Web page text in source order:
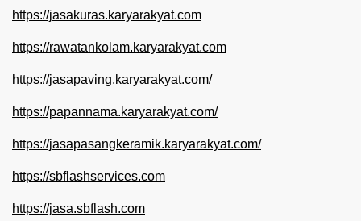
https://jasakuras.karyarakyat.com
https://rawatankolam.karyarakyat.com
https://jasapaving.karyarakyat.com/
https://papannama.karyarakyat.com/
https://jasapasangkeramik.karyarakyat.com/
https://sbflashservices.com
https://jasa.sbflash.com